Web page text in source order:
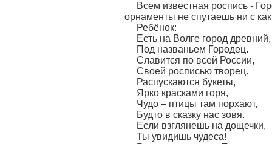
Всем известная роспись -
орнаменты не спутаешь ни с
Ребёнок:
Есть на Волге город древний,
Под названьем Городец.
Славится по всей России,
Своей росписью творец.
Распускаются букеты,
Ярко красками горя,
Чудо – птицы там порхают,
Будто в сказку нас зовя.
Если взглянешь на дощечки,
Ты увидишь чудеса!